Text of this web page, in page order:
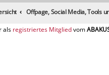
Offpage, Social Media, Tools
registriertes Mitglied